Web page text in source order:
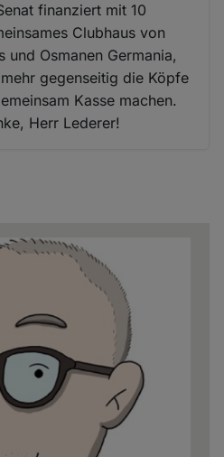
finanziert mit 10
Clubhaus von
und Osmanen Germania,
gegenseitig die Köpfe
Kasse machen.
Herr Lederer!